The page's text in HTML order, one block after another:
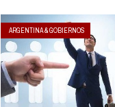
ARGENTINA & GOBIERNOS